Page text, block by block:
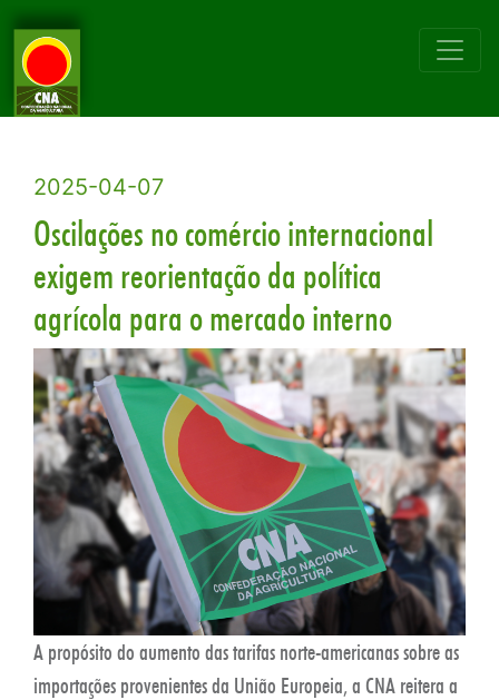
2025-04-07
Oscilações no comércio internacional
exigem reorientação da política
agrícola para o mercado interno
A propósito do aumento das tarifas norte-americanas sobre as
importações provenientes da União Europeia, a CNA reitera a